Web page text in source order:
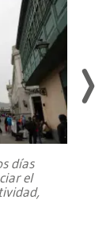
días
el